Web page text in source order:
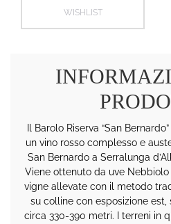
WISHLIST
Il Barolo Riserva “San
un vino rosso complesso e
San Bernardo a Serralunga
Viene ottenuto da uve
vigne allevate con il metodo
su colline con esposizione est,
circa 330-390 metri. I terreni in